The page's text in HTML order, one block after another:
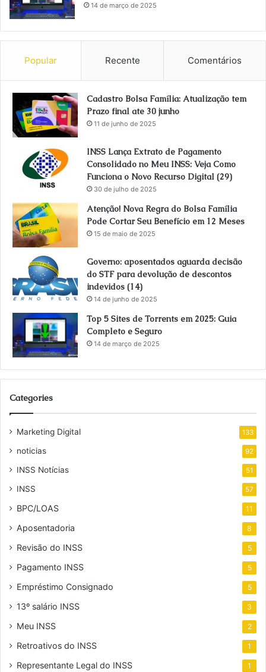
14 de março de 2025
Popular Recente Comentários
Cadastro Bolsa Família: Atualização tem
Prazo final ate 30 junho
11 de junho de 2025
INSS Lança Extrato de Pagamento
Consolidado no Meu INSS: Veja Como
Funciona o Novo Recurso Digital (29)
30 de julho de 2025
Atenção! Nova Regra do Bolsa Família
Pode Cortar Seu Benefício em 12 Meses
15 de maio de 2025
Governo: aposentados aguarda decisão
do STF para devolução de descontos
indevidos (14)
14 de junho de 2025
Top 5 Sites de Torrents em 2025: Guia
Completo e Seguro
14 de março de 2025
Categories
Marketing Digital 133
noticias 92
INSS Notícias 51
INSS 57
BPC/LOAS 11
Aposentadoria 8
Revisão do INSS 5
Pagamento INSS 5
Empréstimo Consignado 5
13º salário INSS 3
Meu INSS 2
Retroativos do INSS 1
Representante Legal do INSS 1